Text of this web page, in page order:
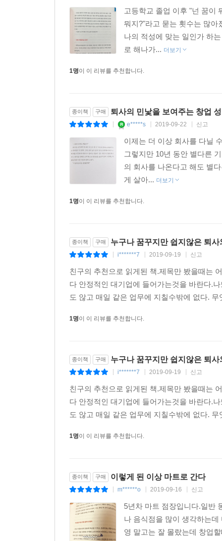
그러나 더 이상 퇴사를 미룰 수 없다면, 더 늦기
사무직을 거쳐 군산에서 마트를 창업하고, 치열
800명에 평균 영업이익률 7퍼센트를 달성하기까
고등학교 졸업 이후 "넌 꿈이
뭐지?"라고 묻는 횟수는 많아
나의 적성에 맞는 일인가 하
로 해나가... 더보기
1명이 이 리뷰를 추천합니다.
종이책 구매 퇴사의 민낯을 보여주는 창업
e*****s 2019-09-22 신고
이제는 더 이상 회사를 다닐
그렇지만 10년 동안 별다른
의 회사를 나온다고 해도 별
게 살아... 더보기
1명이 이 리뷰를 추천합니다.
종이책 구매 누구나 꿈꾸지만 쉽지않은 퇴
i*******7 2019-09-19 신고
친구의 추천으로 읽게된 책.제목만 봤을때는
다 안정적인 대기업에 들어가는것을 바란다.
도 않고 매일 같은 업무에 지칠수밖에 없다.
1명이 이 리뷰를 추천합니다.
종이책 구매 누구나 꿈꾸지만 쉽지않은 퇴
i*******7 2019-09-19 신고
친구의 추천으로 읽게된 책.제목만 봤을때는
다 안정적인 대기업에 들어가는것을 바란다.
도 않고 매일 같은 업무에 지칠수밖에 없다.
1명이 이 리뷰를 추천합니다.
종이책 구매 이렇게 된 이상 마트로 간다
m******o 2019-09-16 신고
5년차 마트 점장입니다.일반
나 음식점을 많이 생각하는
영 말고는 잘 몰랐는데 창업